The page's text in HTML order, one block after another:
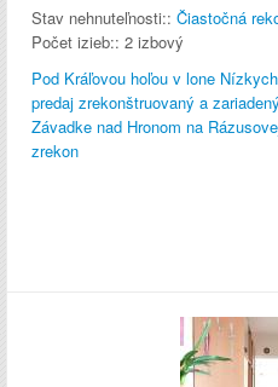
Stav nehnuteľnosti:: Čiastočná
Počet izieb:: 2 izbový
Pod Kráľovou hoľou v lone
predaj zrekonštruovaný a
Závadke nad Hronom na
zrekon